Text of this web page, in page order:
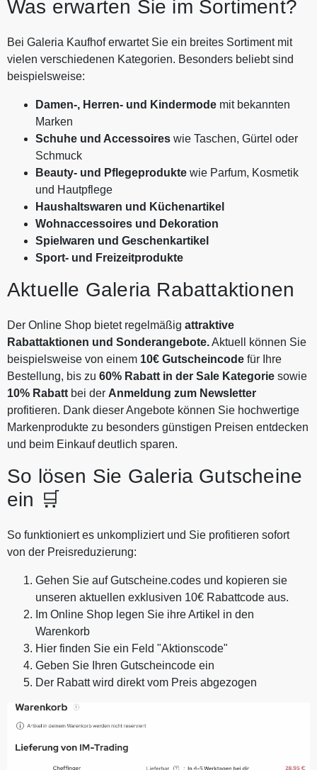
Was erwarten Sie im Sortiment?
Bei Galeria Kaufhof erwartet Sie ein breites Sortiment mit
vielen verschiedenen Kategorien. Besonders beliebt sind
beispielsweise:
Damen-, Herren- und Kindermode mit bekannten
Marken
Schuhe und Accessoires wie Taschen, Gürtel oder
Schmuck
Beauty- und Pflegeprodukte wie Parfum, Kosmetik
und Hautpflege
Haushaltswaren und Küchenartikel
Wohnaccessoires und Dekoration
Spielwaren und Geschenkartikel
Sport- und Freizeitprodukte
Aktuelle Galeria Rabattaktionen
Der Online Shop bietet regelmäßig attraktive
Rabattaktionen und Sonderangebote.Aktuell können Sie
beispielsweise von einem 10€ Gutscheincode für Ihre
Bestellung, bis zu 60% Rabatt in der Sale Kategorie sowie
10% Rabatt bei der Anmeldung zum Newsletter
profitieren. Dank dieser Angebote können Sie hochwertige
Markenprodukte zu besonders günstigen Preisen entdecken
und beim Einkauf deutlich sparen.
So lösen Sie Galeria Gutscheine
ein 🛒
So funktioniert es unkompliziert und Sie profitieren sofort
von der Preisreduzierung:
Gehen Sie auf Gutscheine.codes und kopieren sie
unseren aktuellen exklusiven 10€ Rabattcode aus.
Im Online Shop legen Sie ihre Artikel in den
Warenkorb
Hier finden Sie ein Feld "Aktionscode"
Geben Sie Ihren Gutscheincode ein
Der Rabatt wird direkt vom Preis abgezogen